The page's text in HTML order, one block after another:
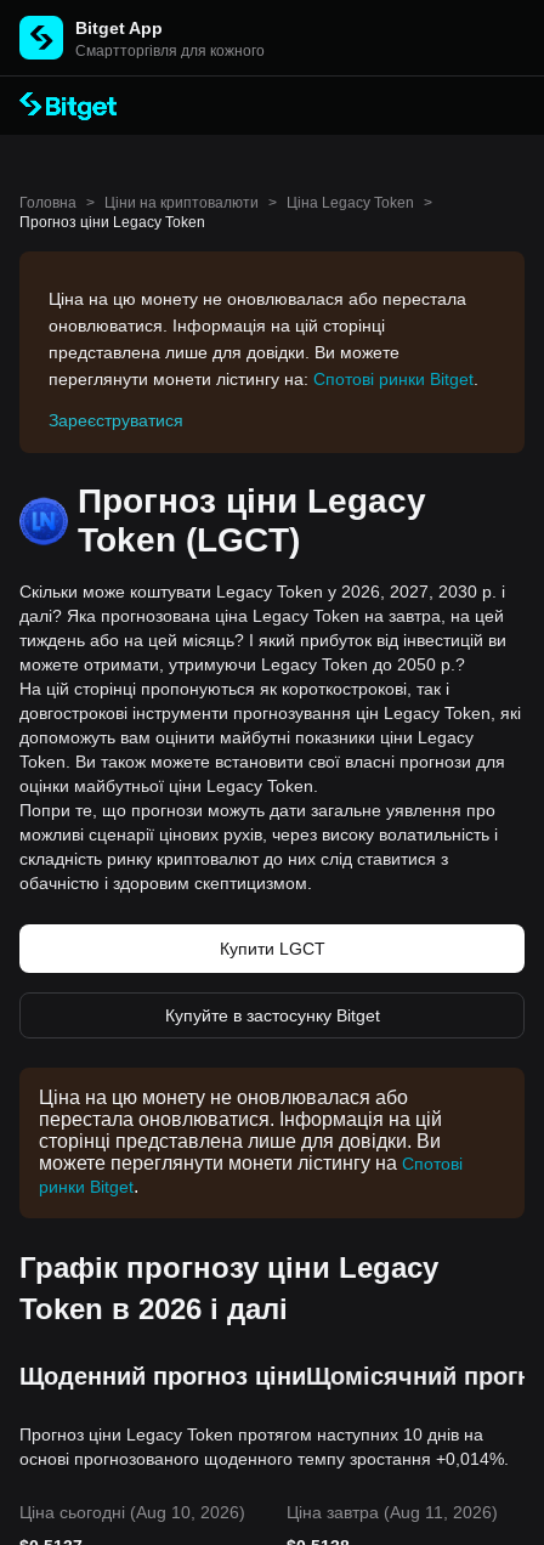
Bitget App
Cмартторгівля для кожного
Головна > Ціни на криптовалюти > Ціна Legacy Token
>
Прогноз ціни Legacy Token
Ціна на цю монету не оновлювалася або перестала
оновлюватися. Інформація на цій сторінці
представлена лише для довідки. Ви можете
переглянути монети лістингу на: Спотові ринки Bitget
Зареєструватися
Прогноз ціни Legacy
Token (LGCT)
Скільки може коштувати Legacy Token у 2026, 2027, 2030 р. і
далі? Яка прогнозована ціна Legacy Token на завтра, на цей
тиждень або на цей місяць? І який прибуток від інвестицій ви
можете отримати, утримуючи Legacy Token до 2050 р.?
На цій сторінці пропонуються як короткострокові, так і
довгострокові інструменти прогнозування цін Legacy Token, які
допоможуть вам оцінити майбутні показники ціни Legacy
Token. Ви також можете встановити свої власні прогнози для
оцінки майбутньої ціни Legacy Token.
Попри те, що прогнози можуть дати загальне уявлення про
можливі сценарії цінових рухів, через високу волатильність і
складність ринку криптовалют до них слід ставитися з
обачністю і здоровим скептицизмом.
Купити LGCT
Купуйте в застосунку Bitget
Ціна на цю монету не оновлювалася або
перестала оновлюватися. Інформація на цій
сторінці представлена лише для довідки. Ви
можете переглянути монети лістингу на Спотові
ринки Bitget.
Графік прогнозу ціни Legacy
Token в 2026 і далі
Щоденний прогноз ціниЩомісячний
Прогноз ціни Legacy Token протягом наступних 10 днів на
основі прогнозованого щоденного темпу зростання +0,014%.
Ціна сьогодні (Aug 10, 2026)
Ціна завтра (Aug 11, 2026)